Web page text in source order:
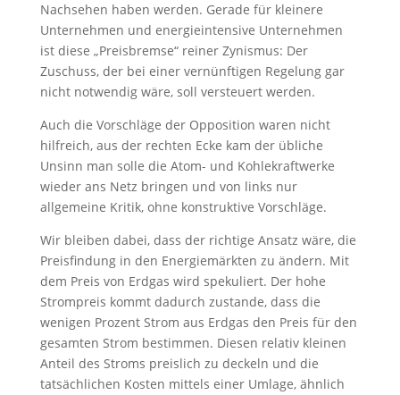
Nachsehen haben werden. Gerade für kleinere
Unternehmen und energieintensive Unternehmen
ist diese „Preisbremse“ reiner Zynismus: Der
Zuschuss, der bei einer vernünftigen Regelung gar
nicht notwendig wäre, soll versteuert werden.
Auch die Vorschläge der Opposition waren nicht
hilfreich, aus der rechten Ecke kam der übliche
Unsinn man solle die Atom- und Kohlekraftwerke
wieder ans Netz bringen und von links nur
allgemeine Kritik, ohne konstruktive Vorschläge.
Wir bleiben dabei, dass der richtige Ansatz wäre, die
Preisfindung in den Energiemärkten zu ändern. Mit
dem Preis von Erdgas wird spekuliert. Der hohe
Strompreis kommt dadurch zustande, dass die
wenigen Prozent Strom aus Erdgas den Preis für den
gesamten Strom bestimmen. Diesen relativ kleinen
Anteil des Stroms preislich zu deckeln und die
tatsächlichen Kosten mittels einer Umlage, ähnlich